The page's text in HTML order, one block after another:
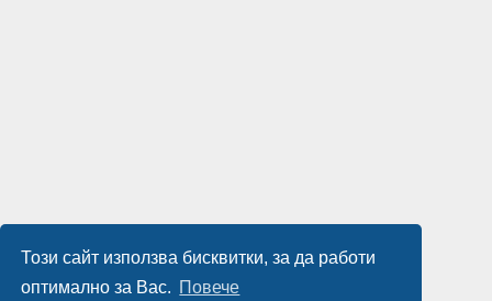
Този сайт използва бисквитки, за да работи
оптимално за Вас. Повече